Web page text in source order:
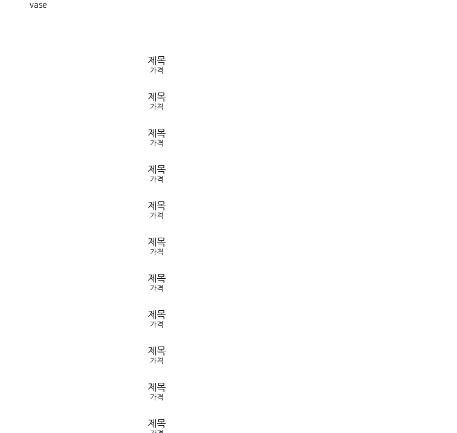
vase
제목
가격
제목
가격
제목
가격
제목
가격
제목
가격
제목
가격
제목
가격
제목
가격
제목
가격
제목
가격
제목